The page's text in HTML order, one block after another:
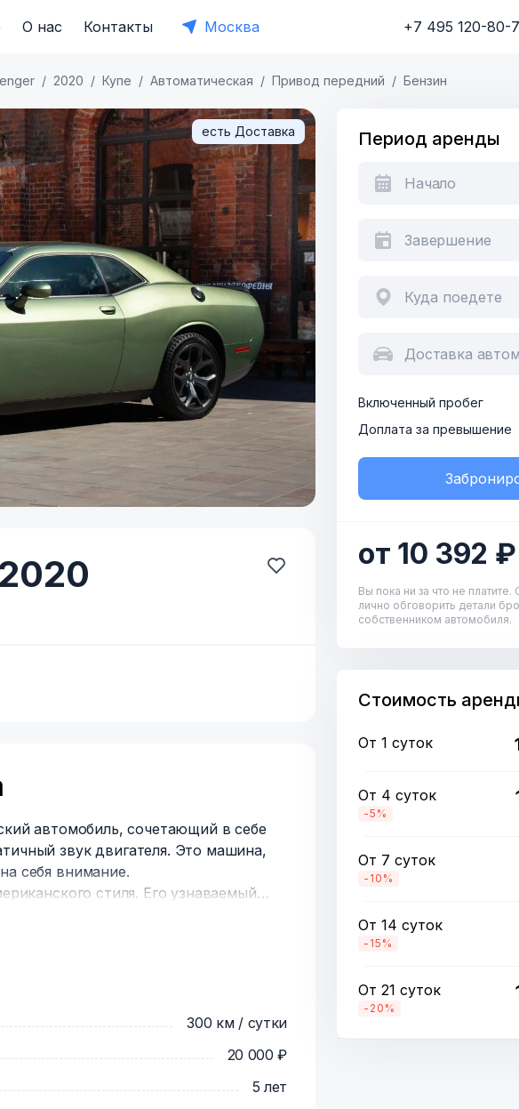
О нас Контакты Москва +7 495 120-80-
2020 Купе Автоматическая Привод передний Бензин
есть Доставка
2020
автомобиль, сочетающий в себе
звук двигателя. Это машина,
себя внимание.
стиля. Его узнаваемый
глубокий, громоздкий звук,
американских машин.
300 км / сутки
20 000 ₽
5 лет
Период аренды
Куда поедете
Доставка
Включенный пробег
Доплата за превышение
от 10 392 ₽
Вы пока ни за что не
лично обговорить детали
собственником автомобиля.
Стоимость
От 1 суток
От 4 суток
-5%
От 7 суток
-10%
От 14 суток
-15%
От 21 суток
-20%